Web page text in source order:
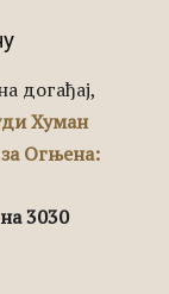
догађај,
Хуман
Огњена:
3030